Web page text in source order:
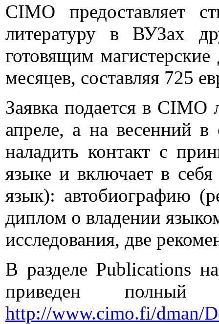
CIMO предоставляет
литературу в ВУЗах
готовящим
месяцев, составляя 725
Заявка подается в CIMO
апреле, а на весенний в
наладить контакт с
языке и включает в
язык): автобиографию
диплом о владении
исследования, две
В разделе Publications
приведен
http://www.cimo.fi/dman/